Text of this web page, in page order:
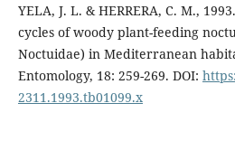
YELA, J. L. & HERRERA, C. M.,
cycles of woody plant-feeding
Noctuidae) in Mediterranean
Entomology, 18: 259-269. DOI:
2311.1993.tb01099.x